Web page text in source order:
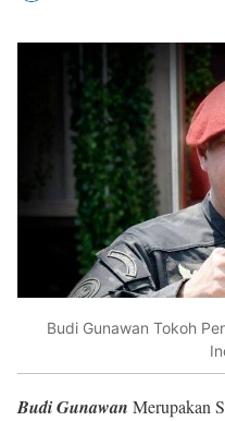
Budi Gunawan Tokoh
Budi Gunawan Merupakan